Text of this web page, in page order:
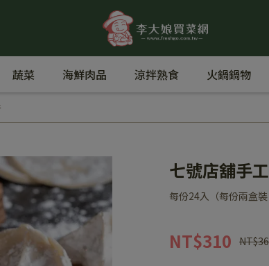
蔬菜 海鮮肉品 涼拌熟食 火鍋鍋物
七號店舖手
每份24入（每份兩盒裝
NT$310